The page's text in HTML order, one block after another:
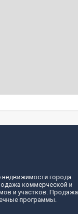
города
коммерческой и
и участков. Продажа
программы.